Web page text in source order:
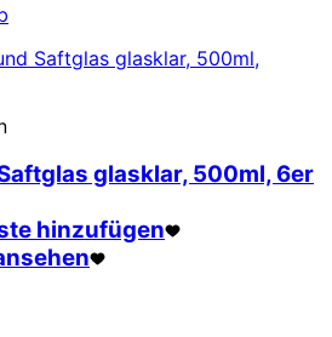
glasklar, 500ml, 6er
hinzufügen